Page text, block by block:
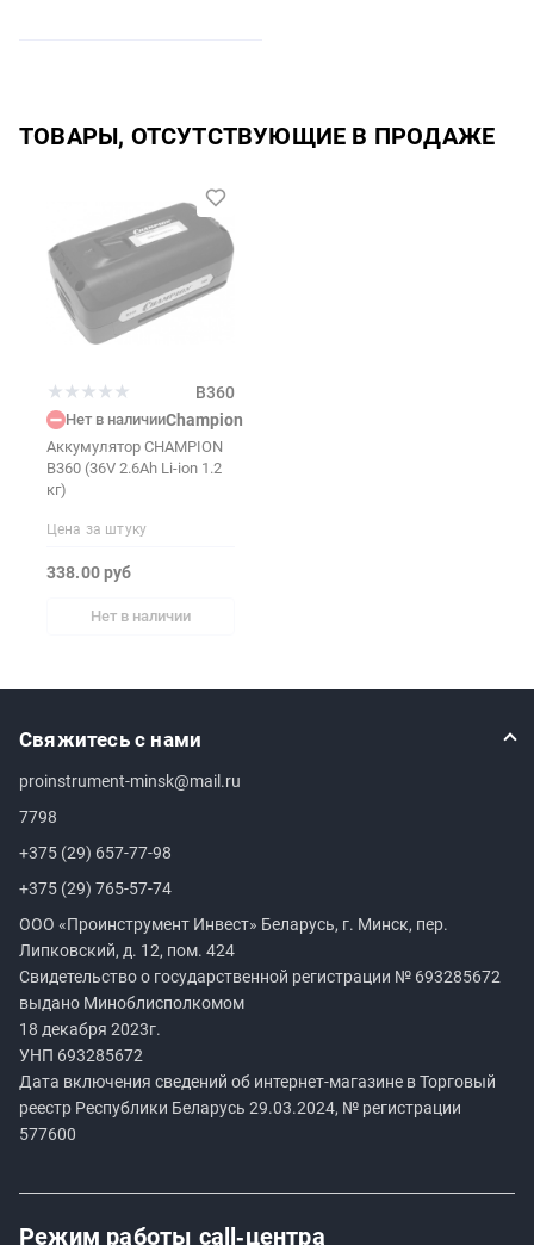
ТОВАРЫ, ОТСУТСТВУЮЩИЕ В ПРОДАЖЕ
B360
Нет в наличииChampion
Аккумулятор CHAMPION
B360 (36V 2.6Ah Li-ion 1.2
кг)
Цена за штуку
338.00 руб
Нет в наличии
Свяжитесь с нами
proinstrument-minsk@mail.ru
7798
+375 (29) 657-77-98
+375 (29) 765-57-74
ООО «Проинструмент Инвест» Беларусь, г. Минск, пер.
Липковский, д. 12, пом. 424
Свидетельство о государственной регистрации № 693285672
выдано Миноблисполкомом
18 декабря 2023г.
УНП 693285672
Дата включения сведений об интернет-магазине в Торговый
реестр Республики Беларусь 29.03.2024, № регистрации
577600
Режим работы call‑центра